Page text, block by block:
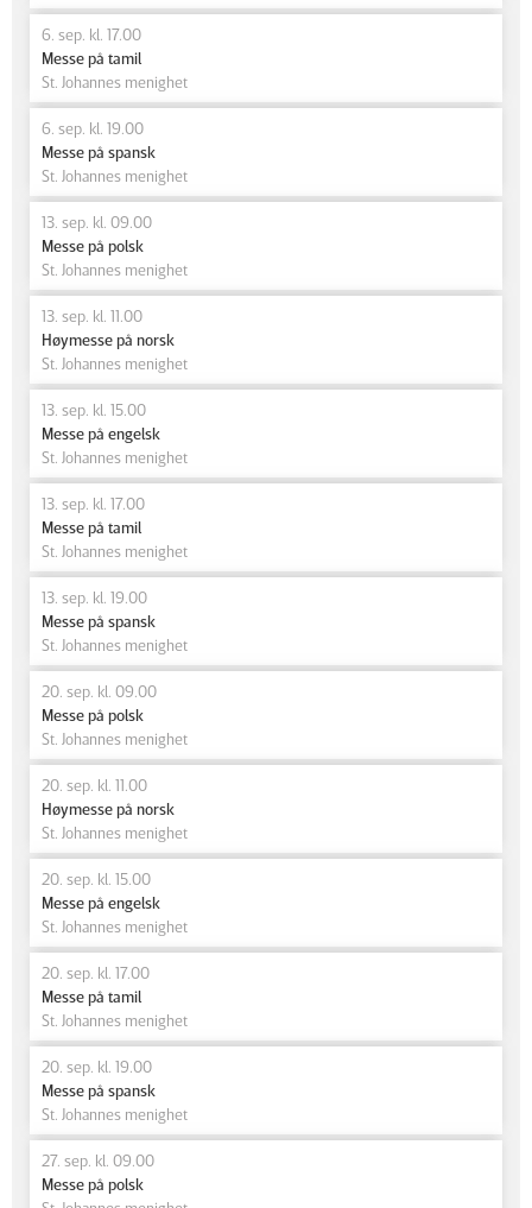
6. sep. kl. 17.00
Messe på tamil
St. Johannes menighet
6. sep. kl. 19.00
Messe på spansk
St. Johannes menighet
13. sep. kl. 09.00
Messe på polsk
St. Johannes menighet
13. sep. kl. 11.00
Høymesse på norsk
St. Johannes menighet
13. sep. kl. 15.00
Messe på engelsk
St. Johannes menighet
13. sep. kl. 17.00
Messe på tamil
St. Johannes menighet
13. sep. kl. 19.00
Messe på spansk
St. Johannes menighet
20. sep. kl. 09.00
Messe på polsk
St. Johannes menighet
20. sep. kl. 11.00
Høymesse på norsk
St. Johannes menighet
20. sep. kl. 15.00
Messe på engelsk
St. Johannes menighet
20. sep. kl. 17.00
Messe på tamil
St. Johannes menighet
20. sep. kl. 19.00
Messe på spansk
St. Johannes menighet
27. sep. kl. 09.00
Messe på polsk